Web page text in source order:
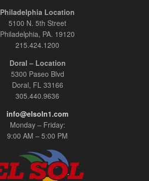
Philadelphia Location
5100 N. 5th Street
Philadelphia, PA. 19120
215.424.1200
Doral – Location
5300 Paseo Blvd
Doral, FL 33166
305.440.9636
info@elsoln1.com
Monday – Friday:
9:00 AM – 5:00 PM